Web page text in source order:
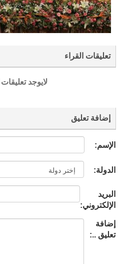
تعليقات القراء
لايوجد
إضافة تعليق
الإسم:
الدولة:
البريد
الإلكتروني:
إضافة
تعليق ..: